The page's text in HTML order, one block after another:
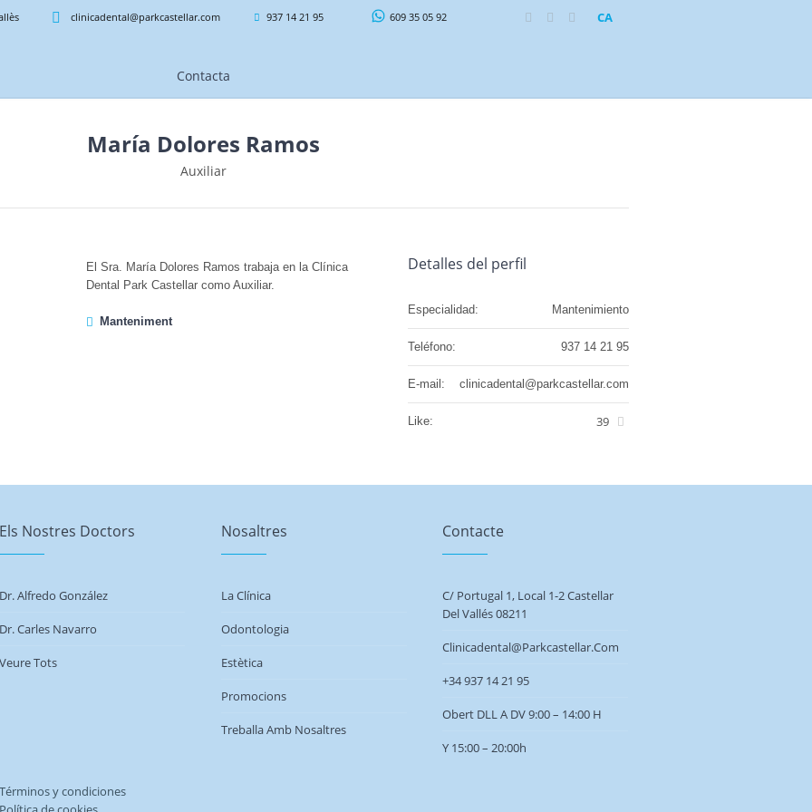
CA
clinicadental@parkcastellar.com 937 14 21 95 609 35 05 92
Contacta
María Dolores Ramos
Auxiliar
El Sra. María Dolores Ramos trabaja en la Clínica
Dental Park Castellar como Auxiliar.
Manteniment
Detalles del perfil
Especialidad: Mantenimiento
Teléfono: 937 14 21 95
E-mail: clinicadental@parkcastellar.com
Like: 39
Els Nostres Doctors
Dr. Alfredo González
Dr. Carles Navarro
Veure Tots
Nosaltres
La Clínica
Odontologia
Estètica
Promocions
Treballa Amb Nosaltres
Contacte
C/ Portugal 1, Local 1-2 Castellar
Del Vallés 08211
Clinicadental@parkcastellar.com
+34 937 14 21 95
Obert DLL A DV 9:00 – 14:00 H
Y 15:00 – 20:00h
Términos y condiciones